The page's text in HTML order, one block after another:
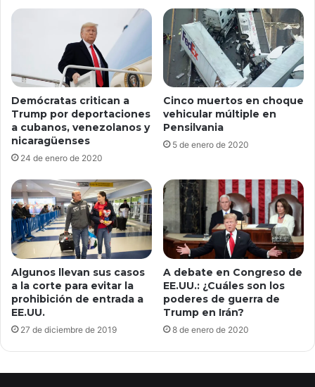
Demócratas critican a
Trump por deportaciones
a cubanos, venezolanos y
nicaragüenses
24 de enero de 2020
Cinco muertos en choque
vehicular múltiple en
Pensilvania
5 de enero de 2020
Algunos llevan sus casos
a la corte para evitar la
prohibición de entrada a
EE.UU.
27 de diciembre de 2019
A debate en Congreso de
EE.UU.: ¿Cuáles son los
poderes de guerra de
Trump en Irán?
8 de enero de 2020